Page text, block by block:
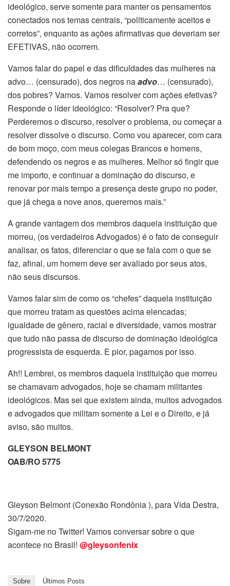
ideológico, serve somente para manter os pensamentos
conectados nos temas centrais, “politicamente aceitos e
corretos”, enquanto as ações afirmativas que deveriam ser
EFETIVAS, não ocorrem.
Vamos falar do papel e das dificuldades das mulheres na
advo… (censurado), dos negros naadvo… (censurado),
dos pobres? Vamos. Vamos resolver com ações efetivas?
Responde o líder ideológico: “Resolver? Pra que?
Perderemos o discurso, resolver o problema, ou começar a
resolver dissolve o discurso. Como vou aparecer, com cara
de bom moço, com meus colegas Brancos e homens,
defendendo os negros e as mulheres. Melhor só fingir que
me importo, e continuar a dominação do discurso, e
renovar por mais tempo a presença deste grupo no poder,
que já chega a nove anos, queremos mais.”
A grande vantagem dos membros daquela instituição que
morreu, (os verdadeiros Advogados) é o fato de conseguir
analisar, os fatos, diferenciar o que se fala com o que se
faz, afinal, um homem deve ser avaliado por seus atos,
não seus discursos.
Vamos falar sim de como os “chefes” daquela instituição
que morreu tratam as questões acima elencadas;
igualdade de gênero, racial e diversidade, vamos mostrar
que tudo não passa de discurso de dominação ideológica
progressista de esquerda. E pior, pagamos por isso.
Ah!! Lembrei, os membros daquela instituição que morreu
se chamavam advogados, hoje se chamam militantes
ideológicos. Mas sei que existem ainda, muitos advogados
e advogados que militam somente a Lei e o Direito, e já
aviso, são muitos.
GLEYSON BELMONT
OAB/RO 5775
Gleyson Belmont (Conexão Rondônia ), para Vida Destra,
30/7/2020.
Sigam-me no Twitter! Vamos conversar sobre o que
acontece no Brasil! @gleysonfenix
Sobre Últimos Posts